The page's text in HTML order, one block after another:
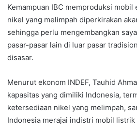
Kemampuan IBC memproduksi mobil
nikel yang melimpah diperkirakan
sehingga perlu mengembangkan
pasar-pasar lain di luar pasar
disasar.
Menurut ekonom INDEF, Tauhid
kapasitas yang dimiliki Indonesia,
ketersediaan nikel yang melimpah,
Indonesia merajai indistri mobil listrik